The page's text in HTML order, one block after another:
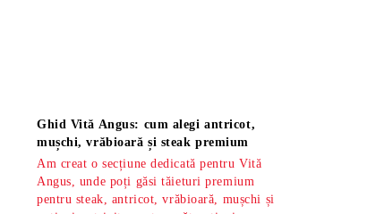
Ghid Vită Angus: cum alegi antricot,
mușchi, vrăbioară și steak premium
Am creat o secțiune dedicată pentru Vită
Angus, unde poți găsi tăieturi premium
pentru steak, antricot, vrăbioară, mușchi și